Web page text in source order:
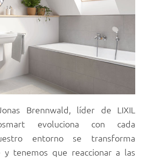
Brennwald, líder de LIXIL
evoluciona con cada
entorno se transforma
y tenemos que reaccionar a las